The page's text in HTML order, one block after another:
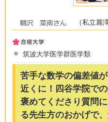
（私立麗澤
筑波大学医学群医学類
苦手な数学の偏差値
近くに！四谷学院で
褒めてくださり質問
る先生方のおかげで